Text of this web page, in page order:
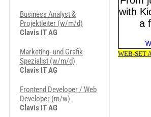
Business Analyst &
Projektleiter (w/m/d)
Clavis IT AG
Marketing- und Grafik
Spezialist (w/m/d)
Clavis IT AG
Frontend Developer / Web
Developer (m/w)
Clavis IT AG